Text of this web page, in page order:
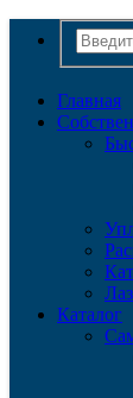
Главная
Каталог